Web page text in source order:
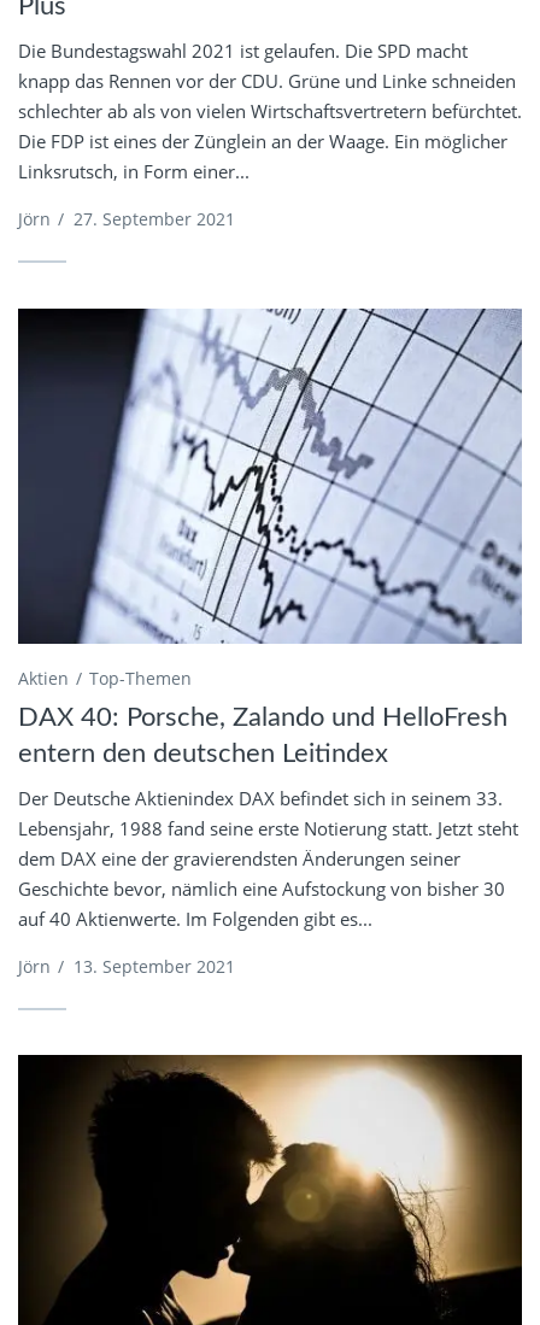
Plus
Die Bundestagswahl 2021 ist gelaufen. Die SPD macht
knapp das Rennen vor der CDU. Grüne und Linke schneiden
schlechter ab als von vielen Wirtschaftsvertretern befürchtet.
Die FDP ist eines der Zünglein an der Waage. Ein möglicher
Linksrutsch, in Form einer...
Jörn / 27. September 2021
Aktien Top-Themen
DAX 40: Porsche, Zalando und HelloFresh
entern den deutschen Leitindex
Der Deutsche Aktienindex DAX befindet sich in seinem 33.
Lebensjahr, 1988 fand seine erste Notierung statt. Jetzt steht
dem DAX eine der gravierendsten Änderungen seiner
Geschichte bevor, nämlich eine Aufstockung von bisher 30
auf 40 Aktienwerte. Im Folgenden gibt es...
Jörn / 13. September 2021